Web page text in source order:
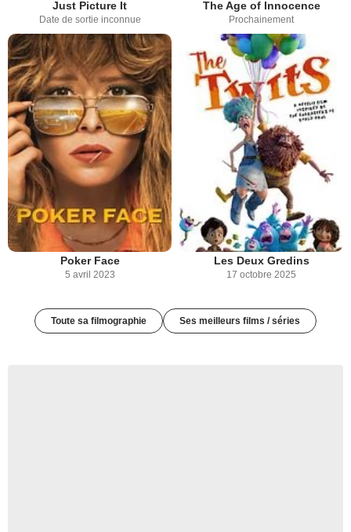
Just Picture It
Date de sortie inconnue
The Age of Innocence
Prochainement
Poker Face
5 avril 2023
Les Deux Gredins
17 octobre 2025
Toute sa filmographie Ses meilleurs films / séries